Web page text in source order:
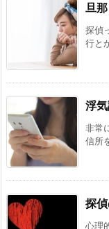
旦
探偵
行と
浮
非常
信所
探
心理